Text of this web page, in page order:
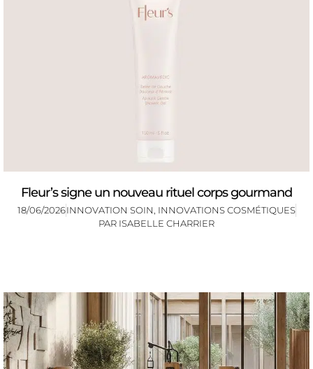
Fleur’s signe un nouveau rituel corps gourmand
18/06/2026INNOVATION SOIN INNOVATIONS COSMÉTIQUES
PAR ISABELLE CHARRIER